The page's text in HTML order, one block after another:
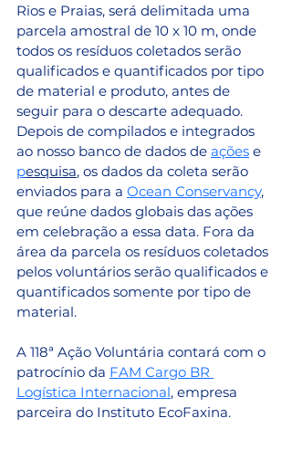
Rios e Praias, será delimitada uma
parcela amostral de 10 x 10 m, onde
todos os resíduos coletados serão
qualificados e quantificados por tipo
de material e produto, antes de
seguir para o descarte adequado.
Depois de compilados e integrados
ao nosso banco de dados de ações e
pesquisa, os dados da coleta serão
enviados para a Ocean Conservancy,
que reúne dados globais das ações
em celebração a essa data. Fora da
área da parcela os resíduos coletados
pelos voluntários serão qualificados e
quantificados somente por tipo de
material.
A 118ª Ação Voluntária contará com o
patrocínio da FAM Cargo BR
Logística Internacional, empresa
parceira do Instituto EcoFaxina.